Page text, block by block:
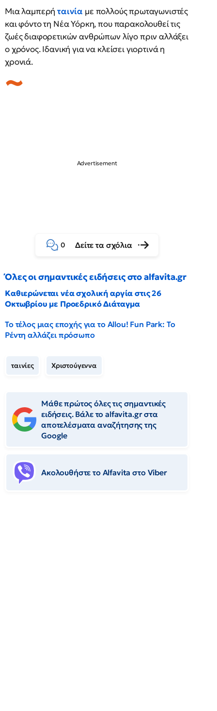
Μια λαμπερήταινία με πολλούς πρωταγωνιστές
και φόντο τη Νέα Υόρκη, που παρακολουθεί τις
ζωές διαφορετικών ανθρώπων λίγο πριν αλλάξει
ο χρόνος. Ιδανική για να κλείσει γιορτινά η
χρονιά.
0 Δείτε τα σχόλια
Όλες οι σημαντικές ειδήσεις στο alfavita.gr
Καθιερώνεται νέα σχολική αργία στις 26
Οκτωβρίου με Προεδρικό Διάταγμα
Το τέλος μιας εποχής για το Allou! Fun Park: Το
Ρέντη αλλάζει πρόσωπο
ταινίες Χριστούγεννα
Μάθε πρώτος όλες τις σημαντικές
ειδήσεις. Βάλε το alfavita.gr στα
αποτελέσματα αναζήτησης της
Google
Ακολουθήστε το Αlfavita στο Viber